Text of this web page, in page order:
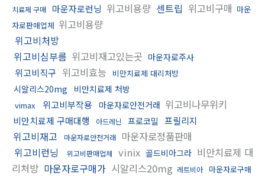
치료제 구매
마운자로런닝 위고비용량 센트립 위고비구매 마운
자로판매업체 위고비용량
위고비처방
위고비심부름 위고비재고있는곳 마운자로주사
위고비직구 위고비효능 비만치료제 대리처방
시알리스20mg 비만치료제 처방
vimax 위고비부작용 마운자로안전거래 위고비나무위키
비만치료제 구매대행 아드레닌 프로코밀 프릴리지
위고비재고 마운자로안전거래
마운자로정품판매
위고비런닝
위고비판매업체 vinix 골드비아그라 비만치료제 대
리처방 마운자로구매가 시알리스20mg 레트비아 마운자로구매